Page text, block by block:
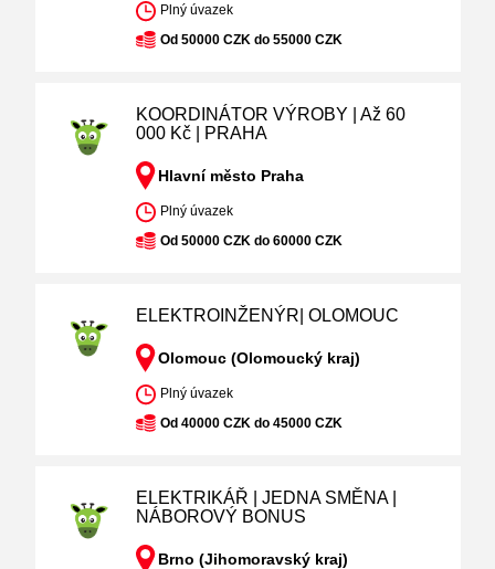
Plný úvazek
Od 50000 CZK do 55000 CZK
KOORDINÁTOR VÝROBY | Až 60
000 Kč | PRAHA
Hlavní město Praha
Plný úvazek
Od 50000 CZK do 60000 CZK
ELEKTROINŽENÝR| OLOMOUC
Olomouc (Olomoucký kraj)
Plný úvazek
Od 40000 CZK do 45000 CZK
ELEKTRIKÁŘ | JEDNA SMĚNA |
NÁBOROVÝ BONUS
Brno (Jihomoravský kraj)